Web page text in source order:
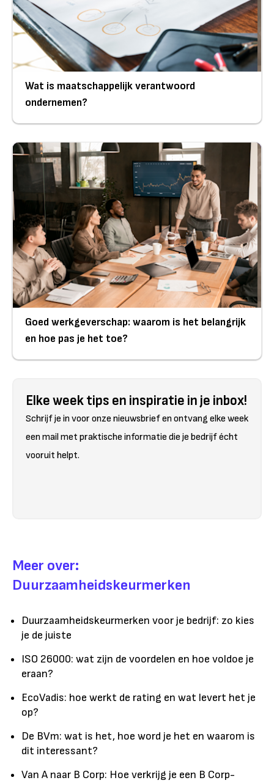
Wat is maatschappelijk verantwoord
ondernemen?
Goed werkgeverschap: waarom is het belangrijk
en hoe pas je het toe?
Elke week tips en inspiratie in je inbox!
Schrijf je in voor onze nieuwsbrief en ontvang elke week
een mail met praktische informatie die je bedrijf écht
vooruit helpt.
Meer over:
Duurzaamheidskeurmerken
Duurzaamheidskeurmerken voor je bedrijf: zo kies
je de juiste
ISO 26000: wat zijn de voordelen en hoe voldoe je
eraan?
EcoVadis: hoe werkt de rating en wat levert het je
op?
De BVm: wat is het, hoe word je het en waarom is
dit interessant?
Van A naar B Corp: Hoe verkrijg je een B Corp-